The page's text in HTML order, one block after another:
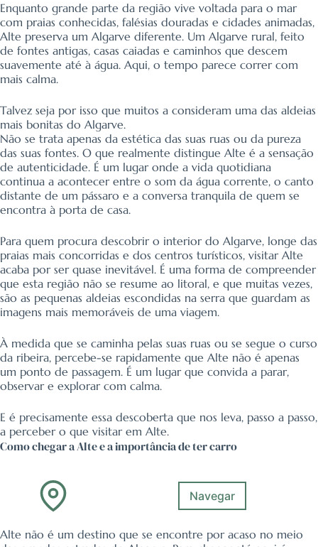
Enquanto grande parte da região vive voltada para o mar
com praias conhecidas, falésias douradas e cidades animadas,
Alte preserva um Algarve diferente. Um Algarve rural, feito
de fontes antigas, casas caiadas e caminhos que descem
suavemente até à água. Aqui, o tempo parece correr com
mais calma.
Talvez seja por isso que muitos a consideram uma das aldeias
mais bonitas do Algarve.
Não se trata apenas da estética das suas ruas ou da pureza
das suas fontes. O que realmente distingue Alte é a sensação
de autenticidade. É um lugar onde a vida quotidiana
continua a acontecer entre o som da água corrente, o canto
distante de um pássaro e a conversa tranquila de quem se
encontra à porta de casa.
Para quem procura descobrir o interior do Algarve, longe das
praias mais concorridas e dos centros turísticos, visitar Alte
acaba por ser quase inevitável. É uma forma de compreender
que esta região não se resume ao litoral, e que muitas vezes,
são as pequenas aldeias escondidas na serra que guardam as
imagens mais memoráveis de uma viagem.
À medida que se caminha pelas suas ruas ou se segue o curso
da ribeira, percebe-se rapidamente que Alte não é apenas
um ponto de passagem. É um lugar que convida a parar,
observar e explorar com calma.
E é precisamente essa descoberta que nos leva, passo a passo,
a perceber o que visitar em Alte.
Como chegar a Alte e a importância de ter carro
Navegar
Alte não é um destino que se encontre por acaso no meio